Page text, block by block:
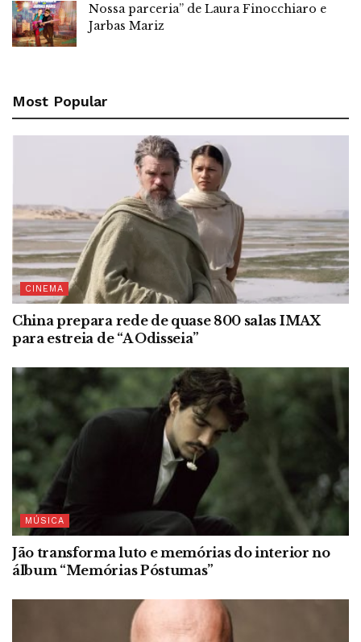
Nossa parceria” de Laura Finocchiaro e
Jarbas Mariz
Most Popular
CINEMA
China prepara rede de quase 800 salas IMAX
para estreia de “A Odisseia”
MÚSICA
Jão transforma luto e memórias do interior no
álbum “Memórias Póstumas”